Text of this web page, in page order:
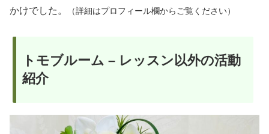
かけでした。
（詳細はプロフィール欄からご覧ください）
トモブルーム – レッスン以外の活動
紹介